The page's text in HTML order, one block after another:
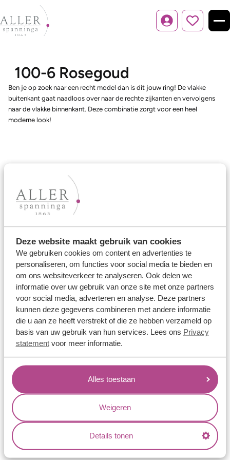
Deze website maakt gebruik van cookies
We gebruiken cookies om content en advertenties te
personaliseren, om functies voor social media te bieden en
om ons websiteverkeer te analyseren. Ook delen we
informatie over uw gebruik van onze site met onze partners
voor social media, adverteren en analyse. Deze partners
kunnen deze gegevens combineren met andere informatie
die u aan ze heeft verstrekt of die ze hebben verzameld op
basis van uw gebruik van hun services. Lees ons Privacy
statementvoor meer informatie.
Alles toestaan
Weigeren
Details tonen
Inloggen
100-6 Rosegoud
Ben je op zoek naar een recht model dan is dit jouw ring! De vlakke
buitenkant gaat naadloos over naar de rechte zijkanten en vervolgens
naar de vlakke binnenkant. Deze combinatie zorgt voor een heel
moderne look!
Ons aanbod
Memoireringen
Verlovingsringen
Vriendschapsringen
Over ons
Aller Spanninga
Historie
Certificaten
Jouw voordelen
Conflictvrije Materialen
Oneindig veel mogelijkheden
Kwaliteit
Juweliers & Contact